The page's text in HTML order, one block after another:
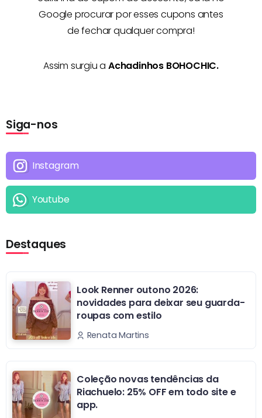
Google procurar por esses cupons antes
de fechar qualquer compra!
Assim surgiu a Achadinhos BOHOCHIC.
Siga-nos
Instagram
Youtube
Destaques
Look Renner outono 2026:
novidades para deixar seu guarda-
roupas com estilo
Renata Martins
Coleção novas tendências da
Riachuelo: 25% OFF em todo site e
app.